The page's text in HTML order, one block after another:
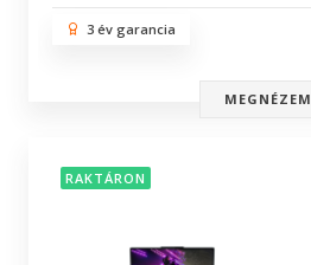
3 év garancia
MEGNÉZEM
RAKTÁRON